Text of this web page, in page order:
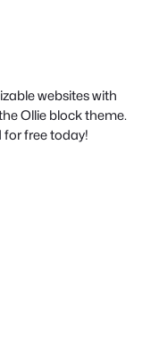
websites with
Ollie block theme.
for free today!